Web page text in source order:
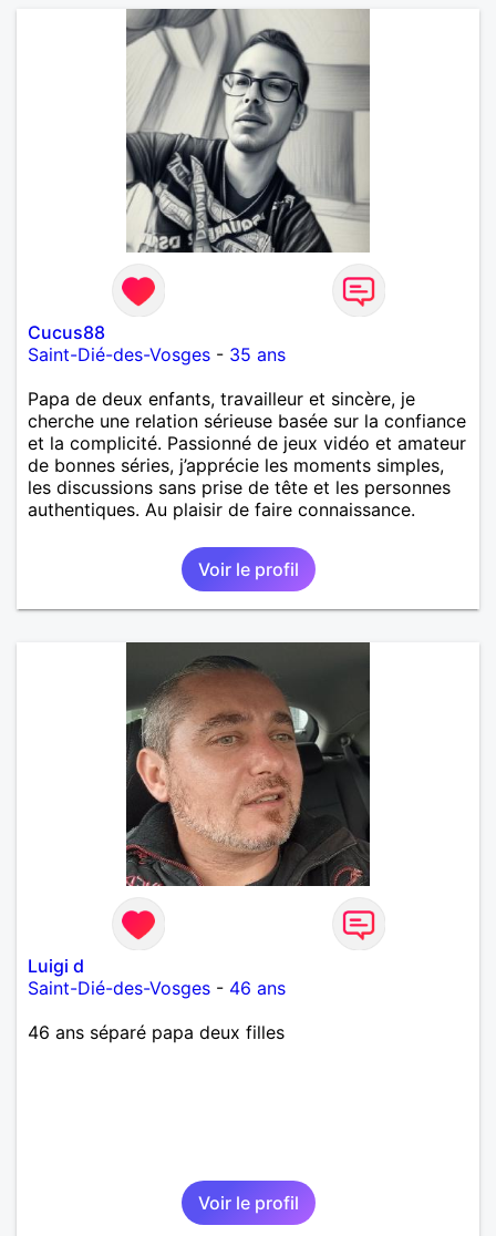
Cucus88
Saint-Dié-des-Vosges - 35 ans
Papa de deux enfants, travailleur et sincère, je
cherche une relation sérieuse basée sur la confiance
et la complicité. Passionné de jeux vidéo et amateur
de bonnes séries, j’apprécie les moments simples,
les discussions sans prise de tête et les personnes
authentiques. Au plaisir de faire connaissance.
Voir le profil
Luigi d
Saint-Dié-des-Vosges - 46 ans
46 ans séparé papa deux filles
Voir le profil